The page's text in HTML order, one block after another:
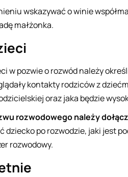
wskazywać o winie
małżonka.
w pozwie o rozwód należy
kontakty rodziców z
oraz jaka będzie
rozwodowego należy
dziecko po rozwodzie, jaki jest
rozwodowy.